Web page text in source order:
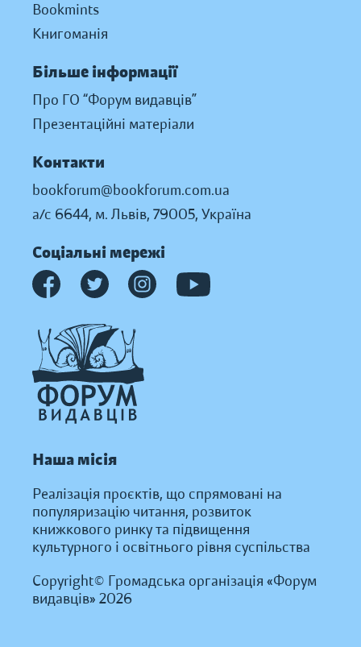
Bookmints
Книгоманія
Більше інформації
Про ГО “Форум видавців”
Презентаційні матеріали
Контакти
bookforum@bookforum.com.ua
а/с 6644, м. Львів, 79005, Україна
Соціальні мережі
Наша місія
Реалізація проєктів, що спрямовані на
популяризацію читання, розвиток
книжкового ринку та підвищення
культурного і освітнього рівня суспільства
Copyright© Громадська організація «Форум
видавців» 2026